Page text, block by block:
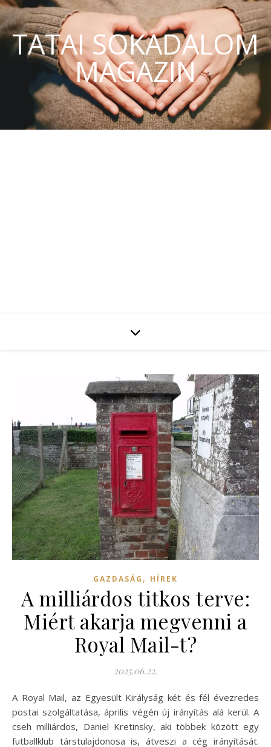
TATAI SOKADALOM
MAGAZIN
GAZDASÁG , HÍREK
A milliárdos titkos terve:
Miért akarja megvenni a
Royal Mail-t?
2025.06.22.
A Royal Mail, az Egyesült Királyság két és fél évezredes
postai szolgáltatása, április végén új irányítás alá kerül. A
cseh milliárdos, Daniel Kretinsky, aki többek között egy
futballklub társtulajdonosa is, átveszi a cég irányítását.